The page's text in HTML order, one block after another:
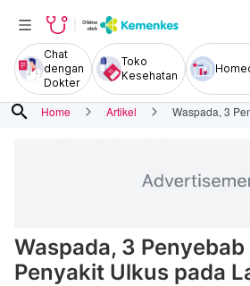
Chat
dengan
Dokter
Toko
Kesehatan
search Home Artikel Waspada, 3
Waspada, 3 Penyebab
Penyakit Ulkus pada